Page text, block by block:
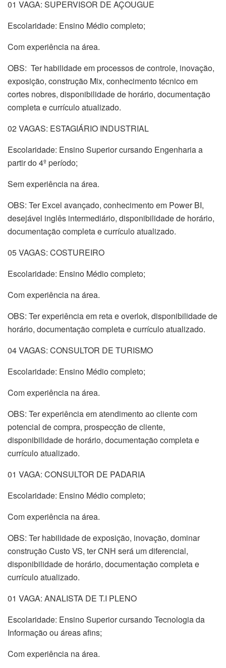
01 VAGA: SUPERVISOR DE AÇOUGUE
Escolaridade: Ensino Médio completo;
Com experiência na área.
OBS: Ter habilidade em processos de controle, inovação,
exposição, construção Mix, conhecimento técnico em
cortes nobres, disponibilidade de horário, documentação
completa e currículo atualizado.
02 VAGAS: ESTAGIÁRIO INDUSTRIAL
Escolaridade: Ensino Superior cursando Engenharia a
partir do 4º período;
Sem experiência na área.
OBS: Ter Excel avançado, conhecimento em Power BI,
desejável inglês intermediário, disponibilidade de horário,
documentação completa e currículo atualizado.
05 VAGAS: COSTUREIRO
Escolaridade: Ensino Médio completo;
Com experiência na área.
OBS: Ter experiência em reta e overlok, disponibilidade de
horário, documentação completa e currículo atualizado.
04 VAGAS: CONSULTOR DE TURISMO
Escolaridade: Ensino Médio completo;
Com experiência na área.
OBS: Ter experiência em atendimento ao cliente com
potencial de compra, prospecção de cliente,
disponibilidade de horário, documentação completa e
currículo atualizado.
01 VAGA: CONSULTOR DE PADARIA
Escolaridade: Ensino Médio completo;
Com experiência na área.
OBS: Ter habilidade de exposição, inovação, dominar
construção Custo VS, ter CNH será um diferencial,
disponibilidade de horário, documentação completa e
currículo atualizado.
01 VAGA: ANALISTA DE T.I PLENO
Escolaridade: Ensino Superior cursando Tecnologia da
Informação ou áreas afins;
Com experiência na área.